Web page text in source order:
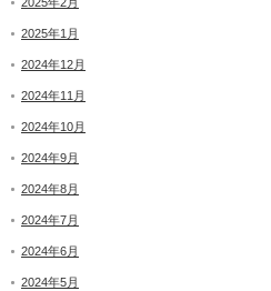
2025年1月
2024年12月
2024年11月
2024年10月
2024年9月
2024年8月
2024年7月
2024年6月
2024年5月